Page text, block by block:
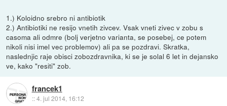
1.) Koloidno srebro ni antibiotik
2.) Antibiotiki ne resijo vnetih zivcev. Vsak vneti zivec v zobu s
casoma ali odmre (bolj verjetno varianta, se posebej, ce potem
nikoli nisi imel vec problemov) ali pa se pozdravi. Skratka,
naslednjic raje obisci zobozdravnika, ki se je solal 6 let in dejansko
ve, kako "resiti" zob.
francek1
::4. jul 2014, 16:12